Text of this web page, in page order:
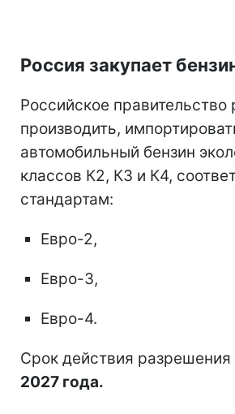
Россия закупает
Российское
производить,
автомобильный бензин
классов К2, К3 и К4,
стандартам:
Евро-2,
Евро-3,
Евро-4.
Срок действия разрешения
2027 года.